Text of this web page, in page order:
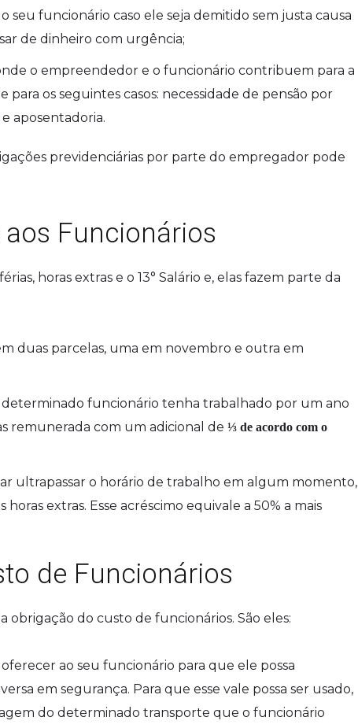
seu funcionário caso ele seja demitido sem justa causa
de dinheiro com urgência;
o empreendedor e o funcionário contribuem para a
os seguintes casos: necessidade de pensão por
aposentadoria.
previdenciárias por parte do empregador pode
Funcionários
horas extras e o 13° Salário e, elas fazem parte da
duas parcelas, uma em novembro e outra em
funcionário tenha trabalhado por um ano
remunerada com um adicional de ⅓ de acordo com o
ultrapassar o horário de trabalho em algum momento,
extras. Esse acréscimo equivale a 50% a mais
de Funcionários
obrigação do custo de funcionários. São eles:
ao seu funcionário para que ele possa
em segurança. Para que esse vale possa ser usado,
do determinado transporte que o funcionário